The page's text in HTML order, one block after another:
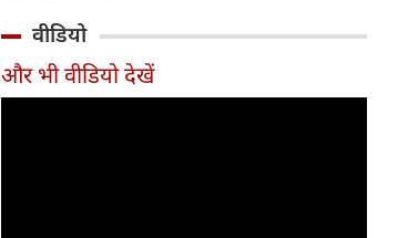
का पीछा करते हुए 358 रन पर
आउट हो गई। बांग्लादेश ने पहला
वीडियो
और भी वीडियो देखें